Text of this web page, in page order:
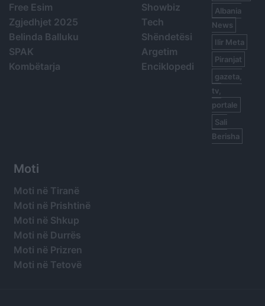
Free Esim
Zgjedhjet 2025
Belinda Balluku
SPAK
Kombëtarja
Showbiz
Tech
Shëndetësi
Argetim
Enciklopedi
Albania
News
Ilir Meta
Piranjat
gazeta,
tv,
portale
Sali
Berisha
Moti
Moti në Tiranë
Moti në Prishtinë
Moti në Shkup
Moti në Durrës
Moti në Prizren
Moti në Tetovë